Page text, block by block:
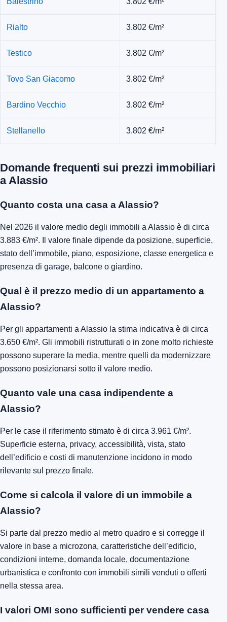
Rialto 3.802 €/m²
Testico 3.802 €/m²
Tovo San Giacomo 3.802 €/m²
Bardino Vecchio 3.802 €/m²
Stellanello 3.802 €/m²
Domande frequenti sui prezzi immobiliari
a Alassio
Quanto costa una casa a Alassio?
Nel 2026 il valore medio degli immobili a Alassio è di circa
3.883 €/m². Il valore finale dipende da posizione, superficie,
stato dell’immobile, piano, esposizione, classe energetica e
presenza di garage, balcone o giardino.
Qual è il prezzo medio di un appartamento a
Alassio?
Per gli appartamenti a Alassio la stima indicativa è di circa
3.650 €/m². Gli immobili ristrutturati o in zone molto richieste
possono superare la media, mentre quelli da modernizzare
possono posizionarsi sotto il valore medio.
Quanto vale una casa indipendente a
Alassio?
Per le case il riferimento stimato è di circa 3.961 €/m².
Superficie esterna, privacy, accessibilità, vista, stato
dell’edificio e costi di manutenzione incidono in modo
rilevante sul prezzo finale.
Come si calcola il valore di un immobile a
Alassio?
Si parte dal prezzo medio al metro quadro e si corregge il
valore in base a microzona, caratteristiche dell’edificio,
condizioni interne, domanda locale, documentazione
urbanistica e confronto con immobili simili venduti o offerti
nella stessa area.
I valori OMI sono sufficienti per vendere casa